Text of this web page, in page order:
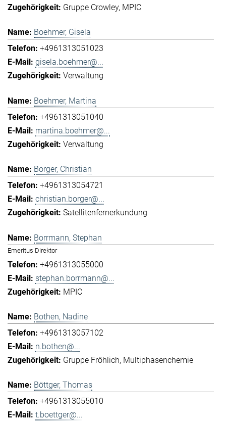
Gruppe Crowley MPIC
Boehmer, Gisela
+4961313051023
gisela.boehmer@...
Verwaltung
Boehmer, Martina
+4961313051040
martina.boehmer@...
Verwaltung
Borger, Christian
+4961313054721
christian.borger@...
Satellitenfernerkundung
Borrmann, Stephan
Emeritus Direktor
+4961313055000
stephan.borrmann@...
MPIC
Bothen, Nadine
+4961313057102
n.bothen@...
Gruppe Fröhlich Multiphasenchemie
Böttger, Thomas
+4961313055010
t.boettger@...